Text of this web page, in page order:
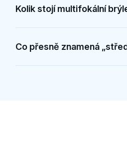
Kolik stojí multifokální
Co přesně znamená